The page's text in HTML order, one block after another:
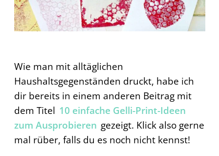
Wie man mit alltäglichen
Haushaltsgegenständen druckt, habe ich
dir bereits in einem anderen Beitrag mit
dem Titel 10 einfache Gelli-Print-Ideen
zum Ausprobieren gezeigt. Klick also gerne
mal rüber, falls du es noch nicht kennst!